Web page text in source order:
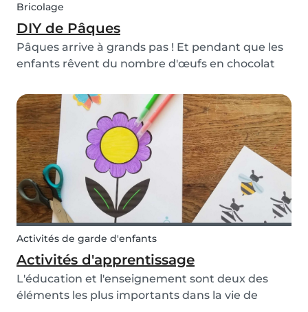
Bricolage
DIY de Pâques
Pâques arrive à grands pas ! Et pendant que les
enfants rêvent du nombre d'œufs en chocolat
avons imaginé de nouveaux bricolages créatifs
pour vous ! Nous avons créé un modèle de
panier lapi...
Activités de garde d'enfants
Activités d'apprentissage
L'éducation et l'enseignement sont deux des
éléments les plus importants dans la vie de